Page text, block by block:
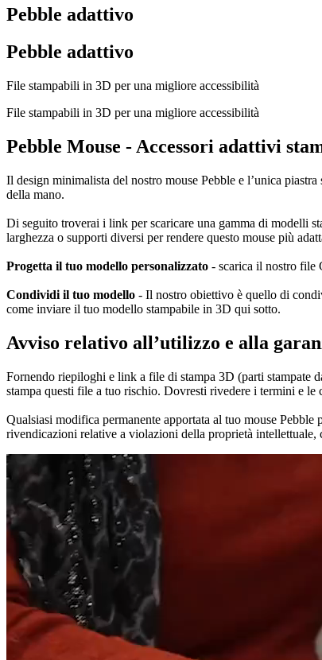
Pebble adattivo
Pebble adattivo
File stampabili in 3D per una migliore accessibilità
File stampabili in 3D per una migliore accessibilità
Pebble Mouse - Accessori adattivi
Il design minimalista del nostro mouse Pebble e l’unica
della mano.
Di seguito troverai i link per scaricare una gamma di modelli
larghezza o supporti diversi per rendere questo mouse più
Progetta il tuo modello personalizzato - scarica il nostro file
Condividi il tuo modello - Il nostro obiettivo è quello di
come inviare il tuo modello stampabile in 3D qui sotto.
Avviso relativo all’utilizzo e alla
Fornendo riepiloghi e link a file di stampa 3D (parti stampate
stampa questi file a tuo rischio. Dovresti rivedere i termini e
Qualsiasi modifica permanente apportata al tuo mouse
rivendicazioni relative a violazioni della proprietà intellettuale,